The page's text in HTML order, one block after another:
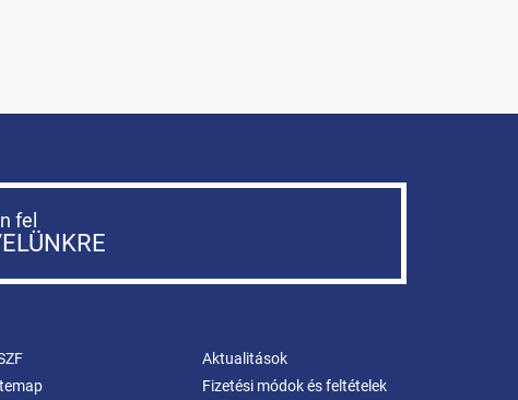
fel
Aktualitások
Fizetési módok és feltételek